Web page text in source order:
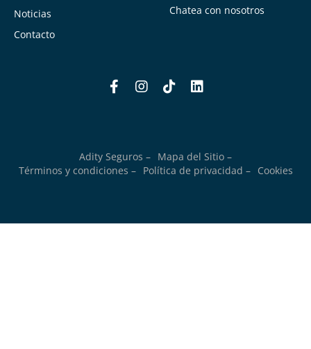
Noticias
Contacto
Chatea con nosotros
Adity Seguros – Mapa del Sitio –
Términos y condiciones –
Política de privacidad – Cookies